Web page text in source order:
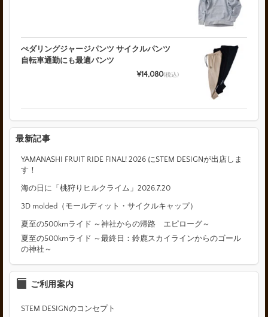
ぺダリングジャージパンツ サイクルパンツ
自転車通勤にも最適パンツ
¥14,080(税込)
最新記事
YAMANASHI FRUIT RIDE FINAL! 2026 にSTEM DESIGNが出店しま
す！
海の日に「桃狩りヒルクライム」2026.7.20
3D molded（モールディット・サイクルキャップ）
夏至の500kmライド ～神社からの帰路 エピローグ～
夏至の500kmライド ～最終日：鈴鹿スカイラインからのゴール
の神社～
ご利用案内
STEM DESIGNのコンセプト